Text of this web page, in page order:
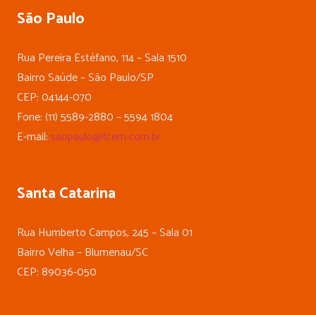
São Paulo
Rua Pereira Estéfano, 114 – Sala 1510
Bairro Saúde – São Paulo/SP
CEP: 04144-070
Fone: (11) 5589-2880 – 5594 1804
E-mail: saopaulo@fcem.com.br
Santa Catarina
Rua Humberto Campos, 245 – Sala 01
Bairro Velha – Blumenau/SC
CEP: 89036-050